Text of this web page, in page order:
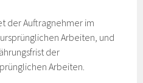
der Auftragnehmer im
Arbeiten, und
der
Arbeiten.